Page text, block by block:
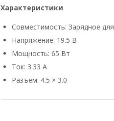
Характеристики
Совместимость: Зарядное для
Напряжение: 19.5 В
Мощность: 65 Вт
Ток: 3.33 А
Разъем: 4.5 × 3.0